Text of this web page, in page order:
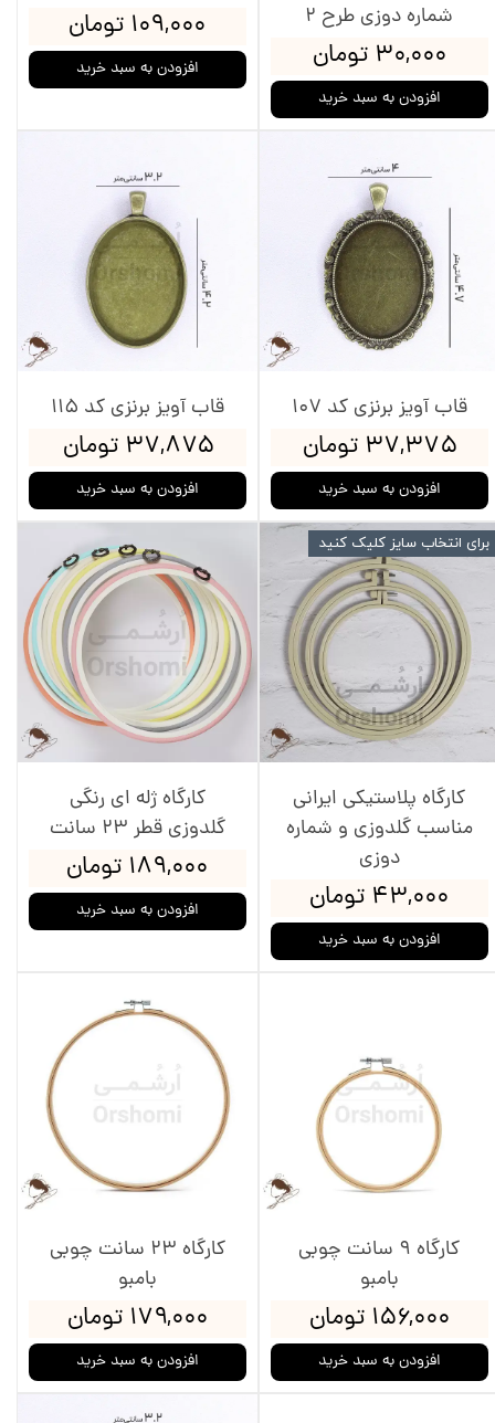
شماره دوزی طرح 2
۳۰,۰۰۰ تومان
افزودن به سبد خرید
۱۰۹,۰۰۰ تومان
افزودن به سبد خرید
قاب آویز برنزی کد 107
۳۷,۳۷۵ تومان
افزودن به سبد خرید
قاب آویز برنزی کد 115
۳۷,۸۷۵ تومان
افزودن به سبد خرید
کارگاه پلاستیکی ایرانی
مناسب گلدوزی و شماره
دوزی
۴۳,۰۰۰ تومان
افزودن به سبد خرید
برای انتخاب سایز کلیک کنید
کارگاه ژله ای رنگی
گلدوزی قطر 23 سانت
۱۸۹,۰۰۰ تومان
افزودن به سبد خرید
کارگاه 9 سانت چوبی
بامبو
۱۵۶,۰۰۰ تومان
افزودن به سبد خرید
کارگاه 23 سانت چوبی
بامبو
۱۷۹,۰۰۰ تومان
افزودن به سبد خرید